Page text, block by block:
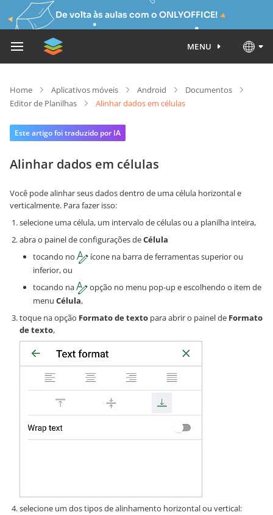
De volta às aulas com o ONLYOFFICE!
MENU
Home Aplicativos móveis Android
Documentos
Editor de Planilhas
Alinhar dados em células
Este artigo foi traduzido por IA
Alinhar dados em células
Você pode alinhar seus dados dentro de uma célula horizontal e
verticalmente. Para fazer isso:
selecione uma célula, um intervalo de células ou a planilha inteira,
abra o painel de configurações deCélula
tocando no
ícone na barra de ferramentas superior ou
inferior, ou
tocando na
opção no menu pop-up e escolhendo o item de
menu Célula,
toque na opção Formato de texto para abrir o painel de Formato
de texto,
selecione um dos tipos de alinhamento horizontal ou vertical: